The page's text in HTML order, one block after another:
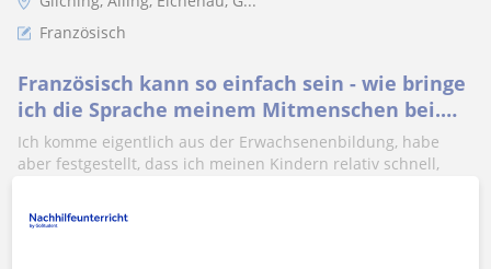
Französisch
Französisch kann so einfach sein - wie bringe
ich die Sprache meinem Mitmenschen bei.
Darin bin ich Profi
Ich komme eigentlich aus der Erwachsenenbildung, habe
aber festgestellt, dass ich meinen Kindern relativ schnell,